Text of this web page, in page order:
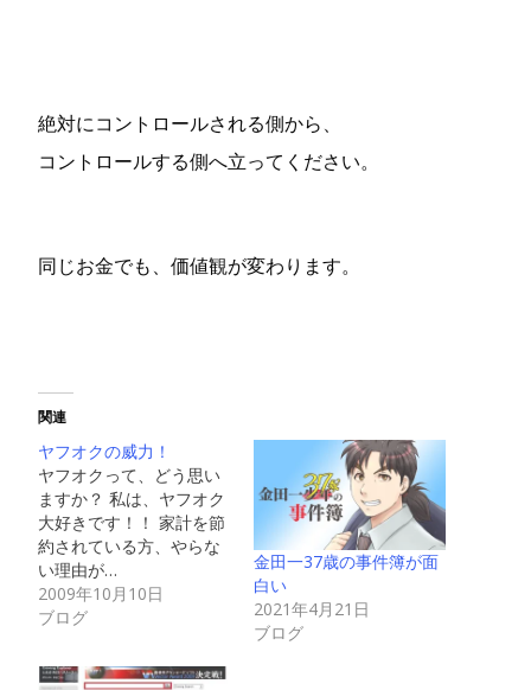
絶対にコントロールされる側から、
コントロールする側へ立ってください。
同じお金でも、価値観が変わります。
関連
ヤフオクの威力！
ヤフオクって、どう思い
ますか？ 私は、ヤフオク
大好きです！！ 家計を節
約されている方、やらな
い理由が…
2009年10月10日
ブログ
金田一37歳の事件簿が面
白い
2021年4月21日
ブログ